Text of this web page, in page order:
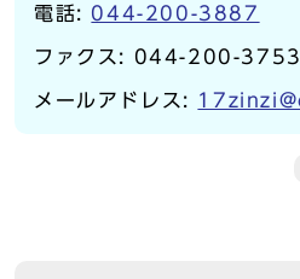
電話: 044-200-3887
ファクス: 044-200-3753
メールアドレス: